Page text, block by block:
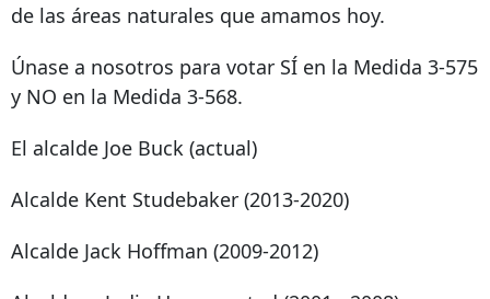
de las áreas naturales que amamos hoy.
Únase a nosotros para votar SÍ en la Medida 3-575
y NO en la Medida 3-568.
El alcalde Joe Buck (actual)
Alcalde Kent Studebaker (2013-2020)
Alcalde Jack Hoffman (2009-2012)